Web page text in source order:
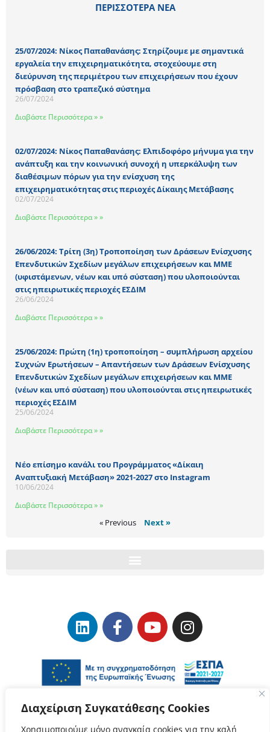
Διαχείριση Συγκατάθεσης Cookies
Χρησιμοποιούμε μόνο αναγκαία cookies για την καλή
ΠΕΡΙΣΣΟΤΕΡΑ ΝΕΑ
25/07/2024: Νίκος Παπαθανάσης: Στηρίζουμε με σημαντικά
εργαλεία την επιχειρηματικότητα, στοχεύουμε στη
διεύρυνση της περιμέτρου των επιχειρήσεων που έχουν
πρόσβαση στο τραπεζικό σύστημα
26/07/2024
Διαβάστε Περισσότερα » »
02/07/2024: Νίκος Παπαθανάσης: Ελπιδοφόρο μήνυμα για την
ανάπτυξη και την κοινωνική συνοχή η υπερκάλυψη των
διαθέσιμων πόρων για την ενίσχυση της
επιχειρηματικότητας στις περιοχές Δίκαιης Μετάβασης
02/07/2024
Διαβάστε Περισσότερα » »
26/06/2024: Τρίτη (3η) Τροποποίηση των Δράσεων Ενίσχυσης
Επενδυτικών Σχεδίων μεγάλων επιχειρήσεων και ΜΜΕ
(υφιστάμενων, νέων και υπό σύσταση) που υλοποιούνται
στις ηπειρωτικές περιοχές ΕΣΔΙΜ
26/06/2024
Διαβάστε Περισσότερα » »
25/06/2024: Πρώτη (1η) τροποποίηση – συμπλήρωση αρχείου
Συχνών Ερωτήσεων – Απαντήσεων των Δράσεων Ενίσχυσης
Επενδυτικών Σχεδίων μεγάλων επιχειρήσεων και ΜΜΕ
(νέων και υπό σύσταση) που υλοποιούνται στις ηπειρωτικές
περιοχές ΕΣΔΙΜ
25/06/2024
Διαβάστε Περισσότερα » »
Νέο επίσημο κανάλι του Προγράμματος «Δίκαιη
Αναπτυξιακή Μετάβαση» 2021-2027 στο Instagram
10/06/2024
Διαβάστε Περισσότερα » »
« Previous Next »